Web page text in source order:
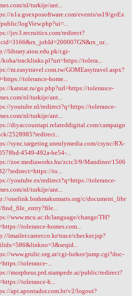
nl/turkije/ant...
n1a.goexposoftware.com/events/ss19/goEx
logView.php?ui=...
jsv3.recruitics.com/redirect?
library.aiou.edu.pk/cgi-
koha/tracklinks.pl?uri=https://tolera...
m.easytravel.com.tw/GOMEasytravel.aspx?
tolerance-home...
katstat.ru/go.php?url=https://tolerance-
nl/turkije/ant...
youtube.nl/redirect?q=https://tolerance-
nl/turkije/ant...
diyaccountapi.relateddigital.com/campaign
2528985?redirect...
sync.targeting.unrulymedia.com/csync/RX-
4549-492a-be54-...
zoe.mediaworks.hu/zctc3/9/Mandiner/1506
?redirect=https://to...
youtube.es/redirect?q=https://tolerance-
nl/turkije/ant...
onelink.brahmakumaris.org/c/document_libr
find_file_entry?file...
www.mcu.ac.th/language/change/TH?
tolerance-homes.com...
imailer.career.co.kr/trace/checker.jsp?
www.grulic.org.ar/cgi-lurker/jump.cgi?doc-
tolerance-...
morpheus.prd.stampede.ai/public/redirect?
tolerance-h...
api.apontador.com.br/v2/logout?